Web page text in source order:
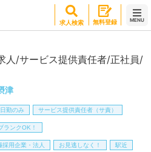
求人検索 無料登録 MENU
人/サービス提供責任者/正社員/
津
日勤のみ サービス提供責任者（サ責）
ランクOK！
採用企業・法人 お見逃しなく！ 駅近